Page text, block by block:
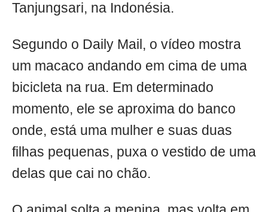
Tanjungsari, na Indonésia.
Segundo o Daily Mail, o vídeo mostra
um macaco andando em cima de uma
bicicleta na rua. Em determinado
momento, ele se aproxima do banco
onde, está uma mulher e suas duas
filhas pequenas, puxa o vestido de uma
delas que cai no chão.